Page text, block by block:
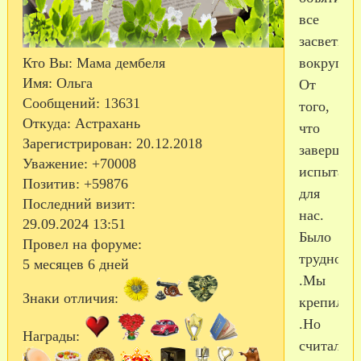
Кто Вы: Мама дембеля
Имя: Ольга
Сообщений: 13631
Откуда: Астрахань
Зарегистрирован: 20.12.2018
Уважение: +70008
Позитив: +59876
Последний визит:
29.09.2024 13:51
Провел на форуме:
5 месяцев 6 дней
Знаки отличия:
Награды:
все
вокруг
От
того,
что
для
нас.
Было
трудно
.Мы
.Но
считали